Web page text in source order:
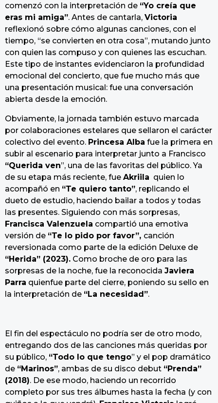
comenzó con la interpretación de “Yo creía que
eras mi amiga”. Antes de cantarla, Victoria
reflexionó sobre cómo algunas canciones, con el
tiempo, “se convierten en otra cosa”, mutando junto
con quien las compuso y con quienes las escuchan.
Este tipo de instantes evidenciaron la profundidad
emocional del concierto, que fue mucho más que
una presentación musical: fue una conversación
abierta desde la emoción.
Obviamente, la jornada también estuvo marcada
por colaboraciones estelares que sellaron el carácter
colectivo del evento. Princesa Alba fue la primera en
subir al escenario para interpretar junto a Francisco
“Querida ven”, una de las favoritas del público. Ya
de su etapa más reciente, fue Akriila quien lo
acompañó en “Te quiero tanto”, replicando el
dueto de estudio, haciendo bailar a todos y todas
las presentes. Siguiendo con más sorpresas,
Francisca Valenzuela compartió una emotiva
versión de “Te lo pido por favor”, canción
reversionada como parte de la edición Deluxe de
“Herida” (2023). Como broche de oro para las
sorpresas de la noche, fue la reconocida Javiera
Parra quienfue parte del cierre, poniendo su sello en
la interpretación de “La necesidad”.
El fin del espectáculo no podría ser de otro modo,
entregando dos de las canciones más queridas por
su público, “Todo lo que tengo” y el pop dramático
de “Marinos”, ambas de su disco debut “Prenda”
(2018). De ese modo, haciendo un recorrido
completo por sus tres álbumes hasta la fecha (y con